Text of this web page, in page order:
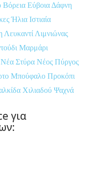
Βόρεια Εύβοια Δάφνη
Ήλια Ιστιαία
Λευκαντί Λιμνιώνας
Μαρμάρι
Νέα Στύρα Νέος Πύργος
Μπούφαλο Προκόπι
Χιλιαδού Ψαχνά
για